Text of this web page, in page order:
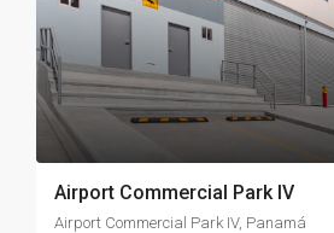
Airport Commercial Park IV
Airport Commercial Park IV, Panamá